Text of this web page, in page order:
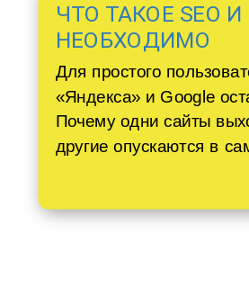
ЧТО ТАКОЕ SEO
НЕОБХОДИМО
Для простого
«Яндекса» и Google
Почему одни сайты
другие опускаются в